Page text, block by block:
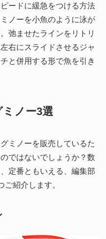
ードに緩急をつける方法
ノーを小魚のように泳が
弛ませたラインをリトリ
右にスライドさせるジャ
と併用する形で魚を引き
ノー3選
ミノーを販売しているた
ではないでしょうか？数
定番ともいえる、編集部
ご紹介します。